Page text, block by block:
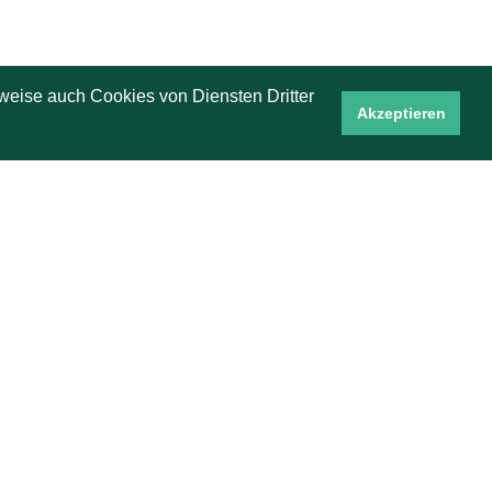
auch Cookies von Diensten Dritter
Akzeptieren